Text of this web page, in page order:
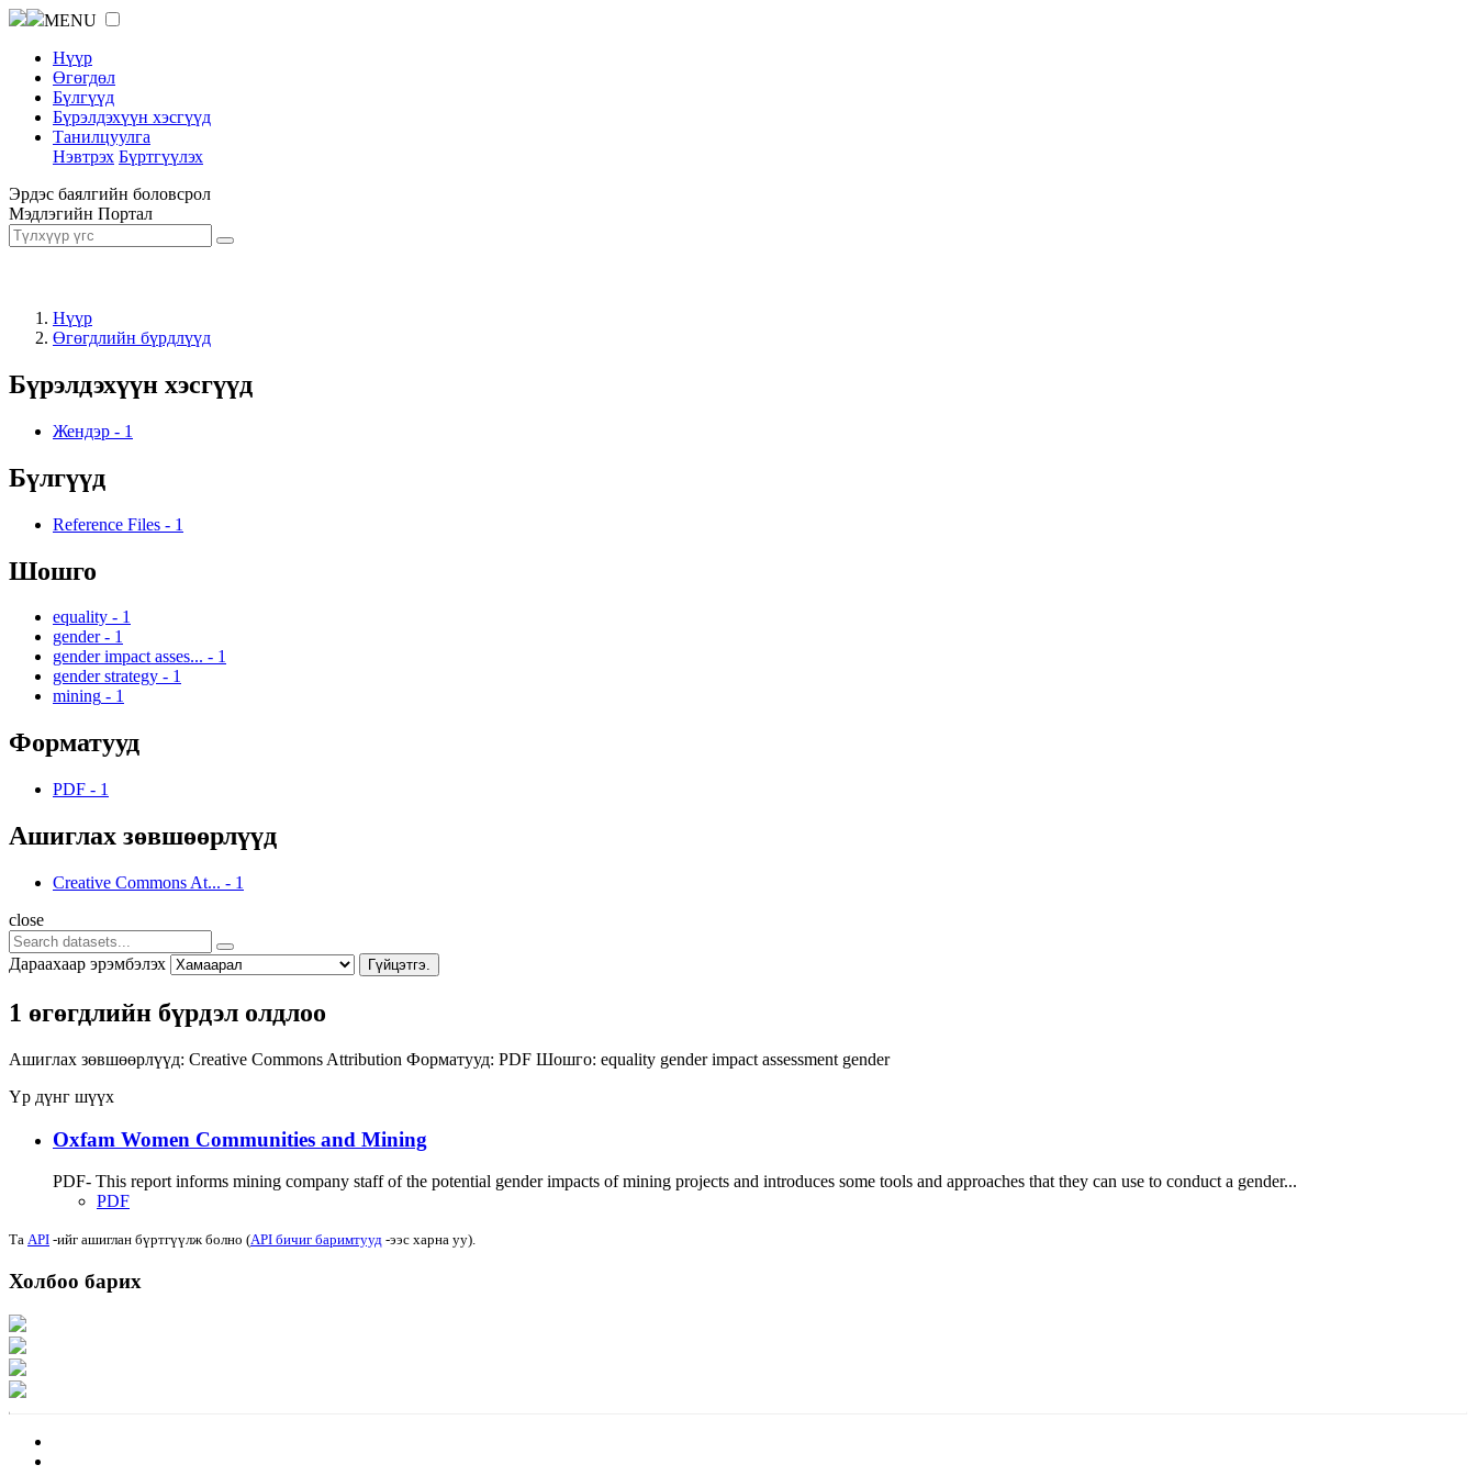
MENU
Нүүр
Өгөгдөл
Бүлгүүд
Бүрэлдэхүүн хэсгүүд
Танилцуулга
Нэвтрэх Бүртгүүлэх
Эрдэс баялгийн боловсрол
Мэдлэгийн Портал
Нүүр
Өгөгдлийн бүрдлүүд
Бүрэлдэхүүн хэсгүүд
Жендэр - 1
Бүлгүүд
Reference Files - 1
Шошго
equality - 1
gender - 1
gender impact asses... - 1
gender strategy - 1
mining - 1
Форматууд
PDF - 1
Ашиглах зөвшөөрлүүд
Creative Commons At... - 1
close
Дараахаар эрэмбэлэх Гүйцэтгэ.
1 өгөгдлийн бүрдэл олдлоо
Ашиглах зөвшөөрлүүд: Creative Commons Attribution Форматууд: PDF Шошго: equality gender impact assessment gender
Үр дүнг шүүх
Oxfam Women Communities and Mining
PDF- This report informs mining company staff of the potential gender impacts of mining projects and introduces some tools and approaches that they can use to conduct a gender...
PDF
Та API -ийг ашиглан бүртгүүлж болно (API бичиг баримтууд -ээс харна уу).
Холбоо барих